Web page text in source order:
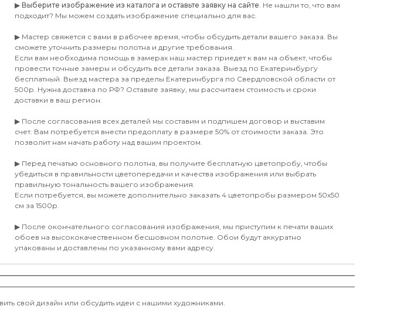
▶ Выберите изображение из каталога и оставьте заявку на сайте. Не нашли то, что вам
подходит? Мы можем создать изображение специально для вас.
▶ Мастер свяжется с вами в рабочее время, чтобы обсудить детали вашего заказа. Вы
сможете уточнить размеры полотна и другие требования.
Если вам необходима помощь в замерах наш мастер приедет к вам на объект, чтобы
провести точные замеры и обсудить все детали заказа. Выезд по Екатеринбургу
бесплатный. Выезд мастера за пределы Екатеринбурга по Свердловской области от
500р. Нужна доставка по РФ? Оставьте заявку, мы рассчитаем стоимость и сроки
доставки в ваш регион.
▶ После согласования всех деталей мы составим и подпишем договор и выставим
счет. Вам потребуется внести предоплату в размере 50% от стоимости заказа. Это
позволит нам начать работу над вашим проектом.
▶ Перед печатью основного полотна, вы получите бесплатную цветопробу, чтобы
убедиться в правильности цветопередачи и качества изображения или выбрать
правильную тональность вашего изображения.
Если потребуется, вы можете дополнительно заказать 4 цветопробы размером 50х50
см за 1500р.
▶ После окончательного согласования изображения, мы приступим к печати ваших
обоев на высококачественном бесшовном полотне. Обои будут аккуратно
упакованы и доставлены по указанному вами адресу.
свой дизайн или обсудить идеи с нашими художниками.